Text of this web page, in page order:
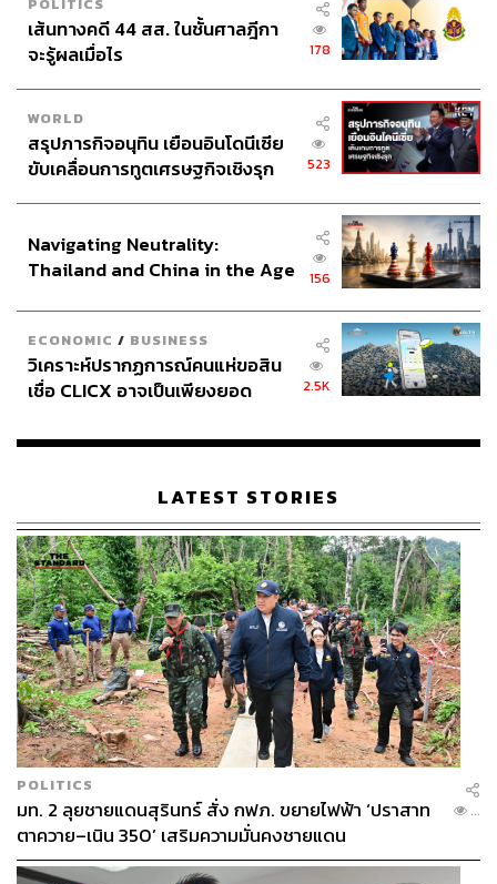
Cavatelli with Crab Meats (690 บาท)
เมนูที่เราชอบมาก เพราะมีทั้งความครีมมี่จากวัตถุดิบและมี
เนื้อสัมผัสหลากหลายดี เชฟใช้เส้นคาวาเทลลีที่ลวกแบบอัล
เดนเต้ เป็นเส้นที่มีถิ่นกำเนิดจากแคว้นปุลยา (Puglia) ทาง
อร์นัทสควอช (หรือฟักทองน้ำเต้า) และเห็ดเฟนเนลป่า เวลา
ทุกคนตามไปชิมทุกเมนูใหม่นี้ได้ที่ La Dotta ทุกสาขา โดย
เมนูเดิมที่เป็นซิกเนเจอร์ยอดฮิตประจำร้านก็ยังคงอยู่ สามารถ
สอบถามเพิ่มเติมได้ที่La Dottaหรือhttp://ladotta.co/
La Dotta
Open:เปิดทุกวันจันทร์-เสาร์ เวลา 11.00-14.30 น. และ
17.00-22.00 น.
Address:ซอยคอนแวนต์และซอยทองหล่อ 9
Budget:300-600 บาท
Contact:0 2236 5558 (สีลม) หรือ 0 2392 8688 (ทองหล่อ)
Website:www.ladotta.co/
Maps:
POLITICS
เส้นทางคดี 44 สส. ในชั้นศาลฎีกา
จะรู้ผลเมื่อไร
178
WORLD
สรุปภารกิจอนุทิน เยือนอินโดนีเซีย
ขับเคลื่อนการทูตเศรษฐกิจเชิงรุก
ประกาศหุ้นส่วนยุทธศาสตร์ไทย –
523
Navigating Neutrality:
Thailand and China in the Age
156
ECONOMIC / BUSINESS
วิเคราะห์ปรากฏการณ์คนแห่ขอสิน
เชื่อ CLICX อาจเป็นเพียงยอด
เรือนไทยที่ถูกซุกไว้
2.5K
LATEST STORIES
POLITICS
มท. 2 ลุยชายแดนสุรินทร์ สั่ง กฟภ. ขยายไฟฟ้า ‘ปราสาท
ตาควาย–เนิน 350’ เสริมความมั่นคงชายแดน
...